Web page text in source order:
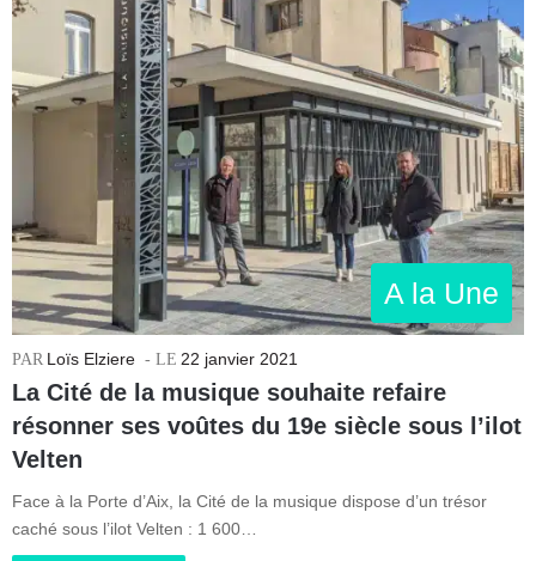
A la Une
Loïs Elziere 22 janvier 2021
La Cité de la musique souhaite refaire
résonner ses voûtes du 19e siècle sous l’ilot
Velten
Face à la Porte d’Aix, la Cité de la musique dispose d’un trésor
caché sous l’ilot Velten : 1 600…